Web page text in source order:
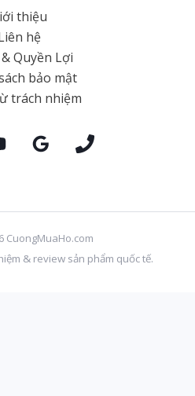
thiệu
hệ
Quyền Lợi
bảo mật
trách nhiệm
CuongMuaHo.com
& review sản phẩm quốc tế.